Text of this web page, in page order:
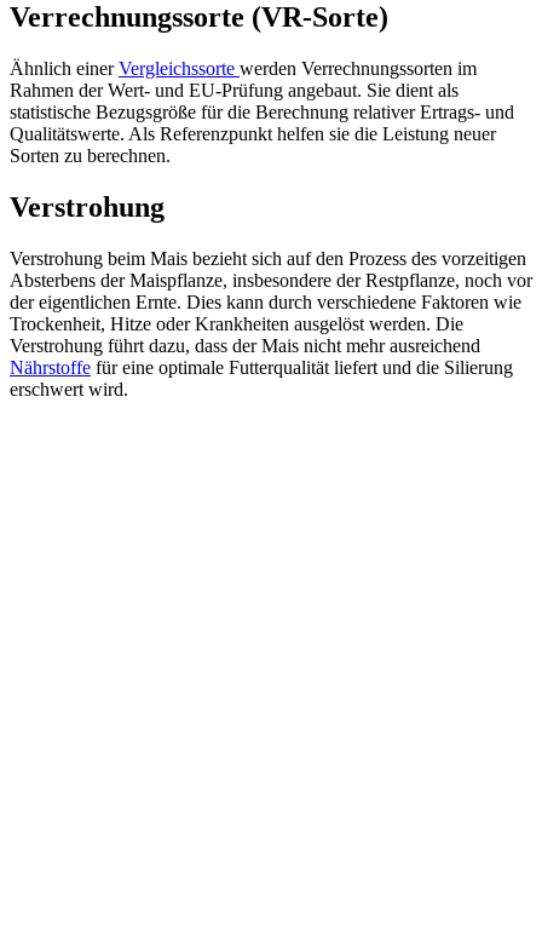
Verrechnungssorte (VR-Sorte)
Ähnlich einerVergleichssorte werden Verrechnungssorten im
Rahmen der Wert- und EU-Prüfung angebaut. Sie dient als
statistische Bezugsgröße für die Berechnung relativer Ertrags- und
Qualitätswerte. Als Referenzpunkt helfen sie die Leistung neuer
Sorten zu berechnen.
Verstrohung
Verstrohung beim Mais bezieht sich auf den Prozess des vorzeitigen
Absterbens der Maispflanze, insbesondere der Restpflanze, noch vor
der eigentlichen Ernte. Dies kann durch verschiedene Faktoren wie
Trockenheit, Hitze oder Krankheiten ausgelöst werden. Die
Verstrohung führt dazu, dass der Mais nicht mehr ausreichend
Nährstoffe für eine optimale Futterqualität liefert und die Silierung
erschwert wird.